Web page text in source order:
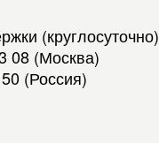
(круглосуточно)
08 (Москва)
(Россия)